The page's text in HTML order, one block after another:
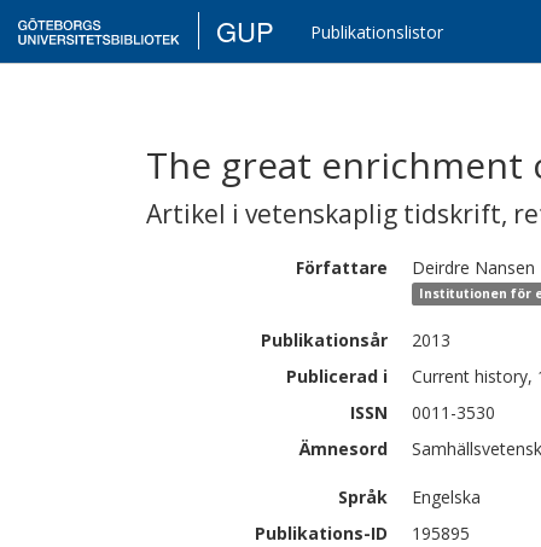
GUP Publikationslistor
The great enrichment
Artikel i vetenskaplig tidskrift,
Författare Deirdre Nansen
Institutionen för
Publikationsår
2013
Publicerad i
Current history,
ISSN
0011-3530
Ämnesord
Språk
Engelska
Publikations-ID
195895